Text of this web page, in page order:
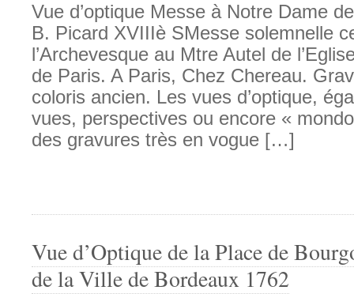
Vue d’optique Messe à Notre Dame
B. Picard XVIIIè SMesse solemnelle
l’Archevesque au Mtre Autel de
de Paris. A Paris, Chez Chereau.
coloris ancien. Les vues d’optique,
vues, perspectives ou encore «
des gravures très en vogue […]
Vue d’Optique de la Place de
de la Ville de Bordeaux 1762